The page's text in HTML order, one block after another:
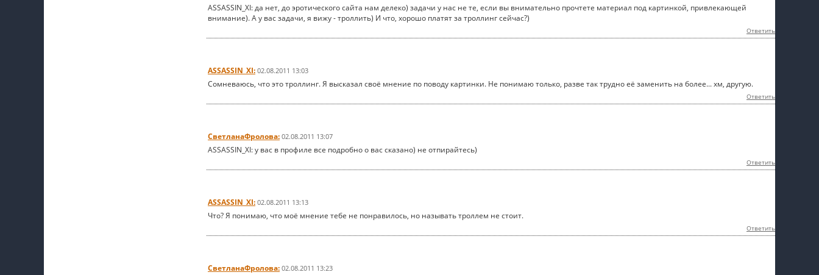
ASSASSIN_XI: да нет, до эротического сайта нам делеко) задачи у нас не те, если вы внимательно прочтете материал под картинкой, привлекающей
внимание). А у вас задачи, я вижу - троллить) И что, хорошо платят за троллинг сейчас?)
Ответить
ASSASSIN_XI: 02.08.2011 13:03
Сомневаюсь, что это троллинг. Я высказал своё мнение по поводу картинки. Не понимаю только, разве так трудно её заменить на более... хм, другую.
Ответить
СветланаФролова: 02.08.2011 13:07
ASSASSIN_XI: у вас в профиле все подробно о вас сказано) не отпирайтесь)
Ответить
ASSASSIN_XI: 02.08.2011 13:13
Что? Я понимаю, что моё мнение тебе не понравилось, но называть троллем не стоит.
Ответить
СветланаФролова: 02.08.2011 13:23